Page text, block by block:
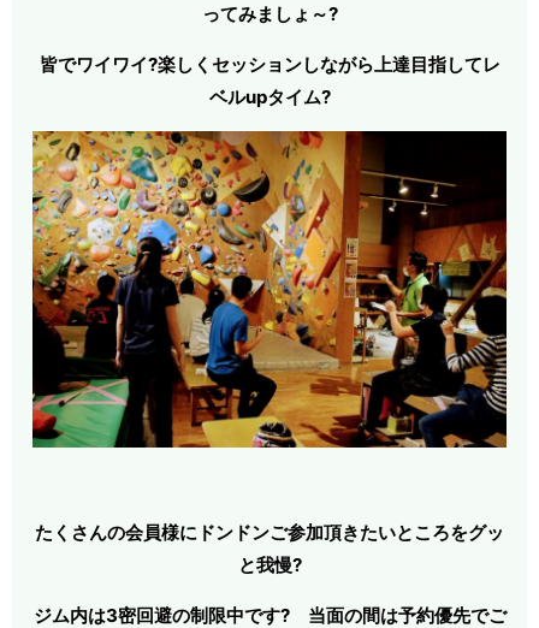
ってみましょ～?
皆でワイワイ?楽しくセッションしながら上達目指してレ
ベルupタイム?
たくさんの会員様にドンドンご参加頂きたいところをグッ
と我慢?
ジム内は3密回避の制限中です? 当面の間は予約優先でご